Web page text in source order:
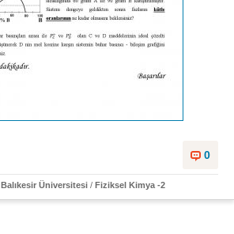
0
Balıkesir Üniversitesi / Fiziksel Kimya -2